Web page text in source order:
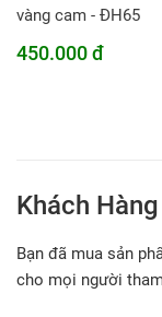
vàng cam - ĐH65
450.000 đ
Khách
Bạn đã mua sản
cho mọi người